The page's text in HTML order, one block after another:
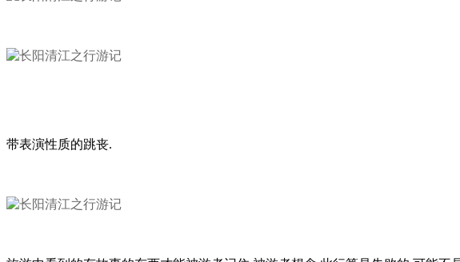
带表演性质的跳丧.